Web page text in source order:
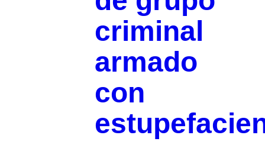
criminal
armado
con